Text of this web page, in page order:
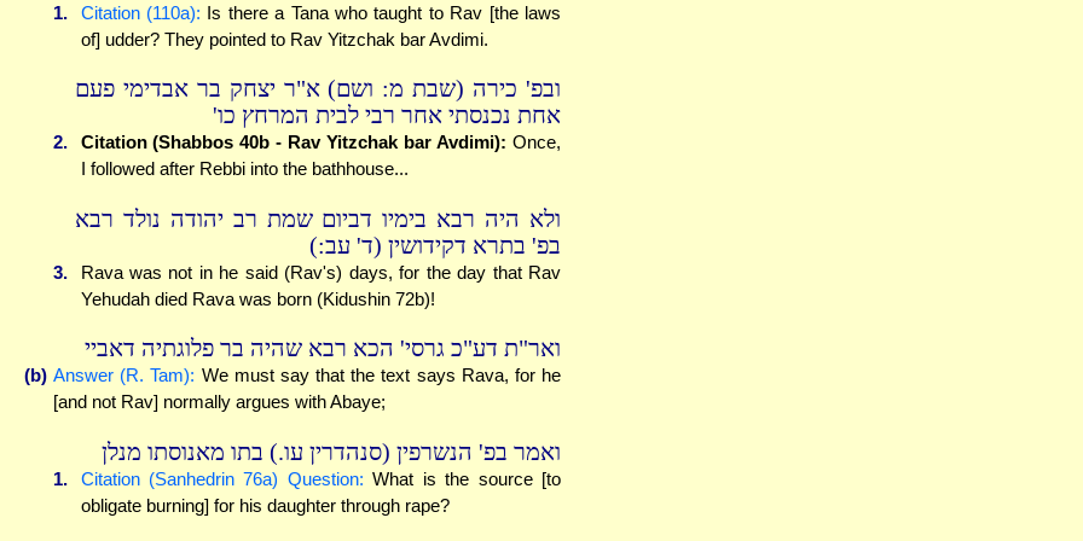
1. Citation (110a): Is there a Tana who taught to Rav [the laws
of] udder? They pointed to Rav Yitzchak bar Avdimi.
ובפ' כירה (שבת מ: ושם) א"ר יצחק בר אבדימי פעם
אחת נכנסתי אחר רבי לבית המרחץ כו'
2. Citation (Shabbos 40b - Rav Yitzchak bar Avdimi): Once,
I followed after Rebbi into the bathhouse...
ולא היה רבא בימיו דביום שמת רב יהודה נולד רבא
בפ' בתרא דקידושין (ד' עב:)
3.
Rava was not in he said (Rav's) days, for the day that Rav
Yehudah died Rava was born (Kidushin 72b)!
ואר"ת דע"כ גרסי' הכא רבא שהיה בר פלוגתיה דאביי
(b) Answer (R. Tam): We must say that the text says Rava, for he
[and not Rav] normally argues with Abaye;
ואמר בפ' הנשרפין (סנהדרין עו.) בתו מאנוסתו מנלן
1. Citation (Sanhedrin 76a) Question: What is the source [to
obligate burning] for his daughter through rape?